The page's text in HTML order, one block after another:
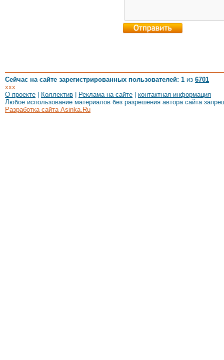
Сейчас на сайте зарегистрированных пользователей: 1 из 6701
xxx
О проекте
Коллектив Реклама на сайте
контактная информация
Любое использование материалов без разрешения автора сайта
Разработка сайта Asinka.Ru